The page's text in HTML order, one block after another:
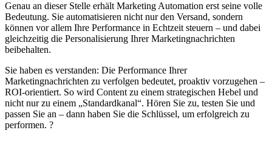
Genau an dieser Stelle erhält Marketing Automation erst seine volle
Bedeutung. Sie automatisieren nicht nur den Versand, sondern
können vor allem Ihre Performance in Echtzeit steuern – und dabei
gleichzeitig die Personalisierung Ihrer Marketingnachrichten
beibehalten.
Sie haben es verstanden: Die Performance Ihrer
Marketingnachrichten zu verfolgen bedeutet, proaktiv vorzugehen –
ROI-orientiert. So wird Content zu einem strategischen Hebel und
nicht nur zu einem „Standardkanal“. Hören Sie zu, testen Sie und
passen Sie an – dann haben Sie die Schlüssel, um erfolgreich zu
performen. ?